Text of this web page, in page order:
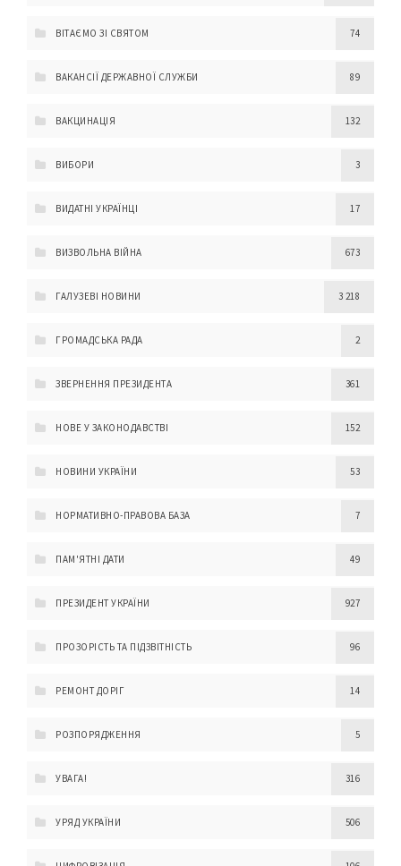
ВІТАЄМО ЗІ СВЯТОМ 74
ВАКАНСІЇ ДЕРЖАВНОЇ СЛУЖБИ 89
ВАКЦИНАЦІЯ 132
ВИБОРИ 3
ВИДАТНІ УКРАЇНЦІ 17
ВИЗВОЛЬНА ВІЙНА 673
ГАЛУЗЕВІ НОВИНИ 3 218
ГРОМАДСЬКА РАДА 2
ЗВЕРНЕННЯ ПРЕЗИДЕНТА 361
НОВЕ У ЗАКОНОДАВСТВІ 152
НОВИНИ УКРАЇНИ 53
НОРМАТИВНО-ПРАВОВА БАЗА 7
ПАМ'ЯТНІ ДАТИ 49
ПРЕЗИДЕНТ УКРАЇНИ 927
ПРОЗОРІСТЬ ТА ПІДЗВІТНІСТЬ 96
РЕМОНТ ДОРІГ 14
РОЗПОРЯДЖЕННЯ 5
УВАГА! 316
УРЯД УКРАЇНИ 506